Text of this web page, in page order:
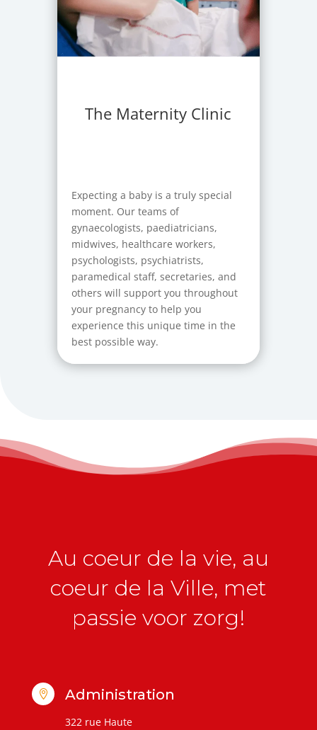
The Maternity Clinic
Expecting a baby is a truly special
moment. Our teams of
gynaecologists, paediatricians,
midwives, healthcare workers,
psychologists, psychiatrists,
paramedical staff, secretaries, and
others will support you throughout
your pregnancy to help you
experience this unique time in the
best possible way.
Au coeur de la vie, au
coeur de la Ville, met
passie voor zorg!
 Administration
322 rue Haute